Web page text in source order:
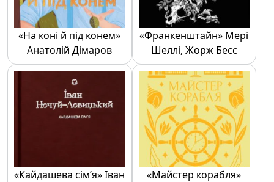
«На коні й під конем»
Анатолій Дімаров
«Франкенштайн» Мері
Шеллі, Жорж Бесс
«Кайдашева сім’я» Іван
«Майстер корабля»